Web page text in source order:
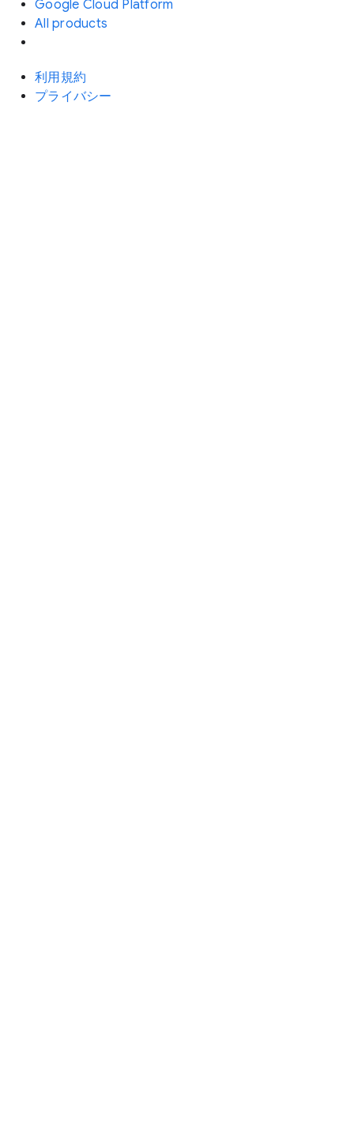
Google Cloud Platform
All products
利用規約
プライバシー